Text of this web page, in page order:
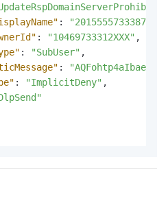
:
: "10469733312XXX" ,
: "SubUser" ,
:
: "ImplicitDeny" ,